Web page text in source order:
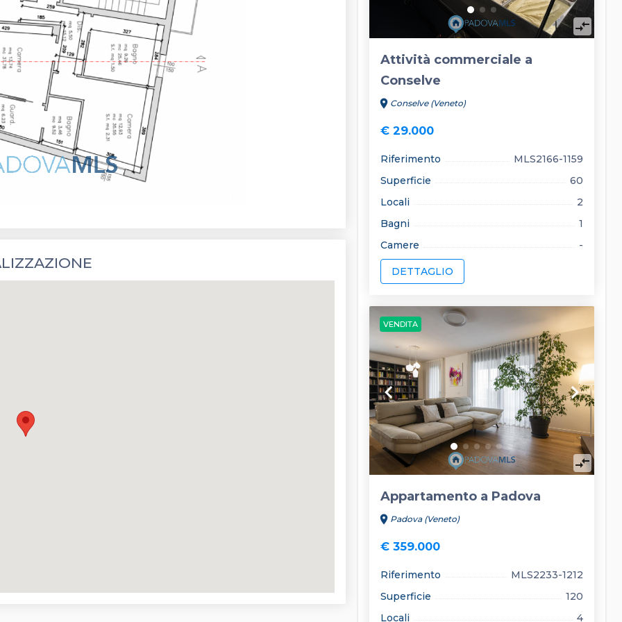
compare_arrows
Attività commerciale a
Conselve
location_on Conselve (Veneto)
€ 29.000
Riferimento
MLS2166-1159
Superficie
60
Locali
2
Bagni
1
Camere
-
DETTAGLIO
VENDITA
keyboard_arrow_left keyboard_arrow_right
compare_arrows
Appartamento a Padova
location_on Padova (Veneto)
€ 359.000
Riferimento
MLS2233-1212
Superficie
120
Locali
4